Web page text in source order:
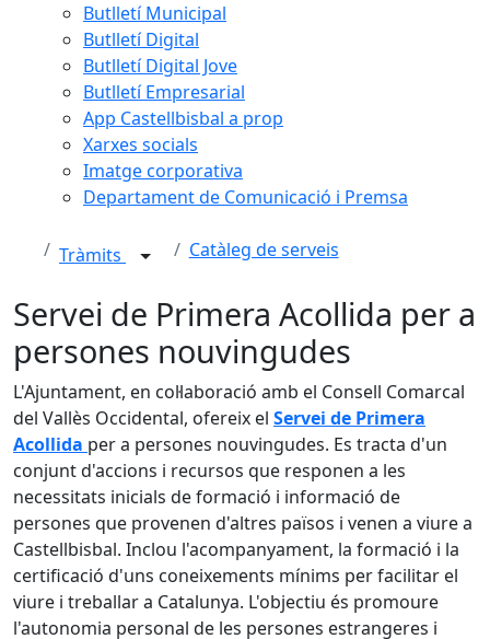
Butlletí Municipal
Butlletí Digital
Butlletí Digital Jove
Butlletí Empresarial
App Castellbisbal a prop
Xarxes socials
Imatge corporativa
Departament de Comunicació i Premsa
Tràmits Catàleg de serveis
Servei de Primera Acollida per a
persones nouvingudes
L'Ajuntament, en col·laboració amb el Consell Comarcal
del Vallès Occidental, ofereix el Servei de Primera
Acollida per a persones nouvingudes. Es tracta d'un
conjunt d'accions i recursos que responen a les
necessitats inicials de formació i informació de
persones que provenen d'altres països i venen a viure a
Castellbisbal. Inclou l'acompanyament, la formació i la
certificació d'uns coneixements mínims per facilitar el
viure i treballar a Catalunya. L'objectiu és promoure
l'autonomia personal de les persones estrangeres i